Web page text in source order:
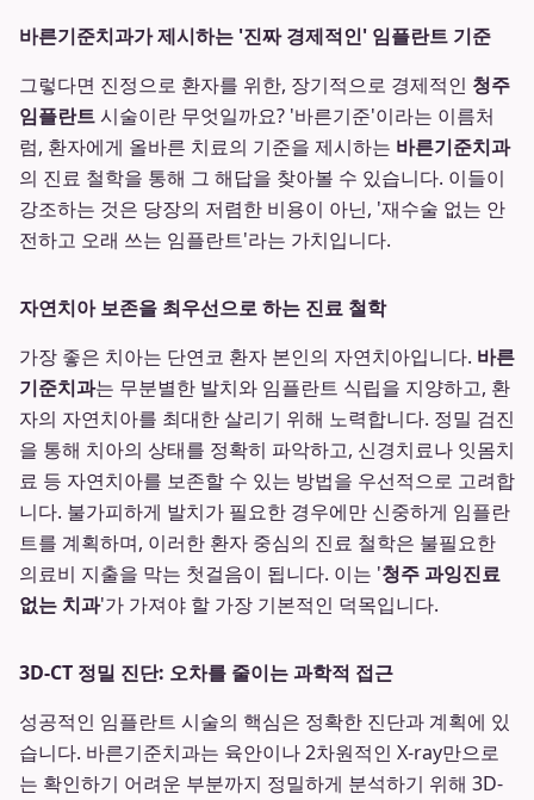
바른기준치과가 제시하는 '진짜 경제적인' 임플란트 기준
그렇다면 진정으로 환자를 위한, 장기적으로 경제적인 청주
임플란트시술이란 무엇일까요? '바른기준'이라는 이름처
럼, 환자에게 올바른 치료의 기준을 제시하는 바른기준치과
의 진료 철학을 통해 그 해답을 찾아볼 수 있습니다. 이들이
강조하는 것은 당장의 저렴한 비용이 아닌, '재수술 없는 안
전하고 오래 쓰는 임플란트'라는 가치입니다.
자연치아 보존을 최우선으로 하는 진료 철학
가장 좋은 치아는 단연코 환자 본인의 자연치아입니다. 바른
기준치과는 무분별한 발치와 임플란트 식립을 지양하고, 환
자의 자연치아를 최대한 살리기 위해 노력합니다. 정밀 검진
을 통해 치아의 상태를 정확히 파악하고, 신경치료나 잇몸치
료 등 자연치아를 보존할 수 있는 방법을 우선적으로 고려합
니다. 불가피하게 발치가 필요한 경우에만 신중하게 임플란
트를 계획하며, 이러한 환자 중심의 진료 철학은 불필요한
의료비 지출을 막는 첫걸음이 됩니다. 이는 '청주 과잉진료
없는 치과'가 가져야 할 가장 기본적인 덕목입니다.
3D-CT 정밀 진단: 오차를 줄이는 과학적 접근
성공적인 임플란트 시술의 핵심은 정확한 진단과 계획에 있
습니다. 바른기준치과는 육안이나 2차원적인 X-ray만으로
는 확인하기 어려운 부분까지 정밀하게 분석하기 위해 3D-